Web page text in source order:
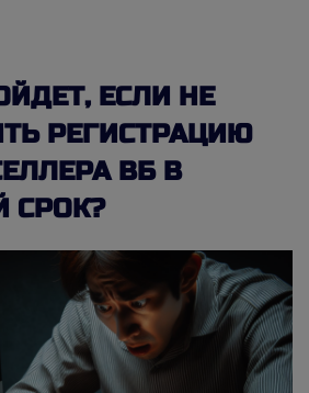
ЕСЛИ НЕ
РЕГИСТРАЦИЮ
ВБ В
СРОК?